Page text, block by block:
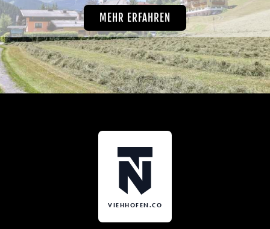
MEHR ERFAHREN
VIEHHOFEN.CO